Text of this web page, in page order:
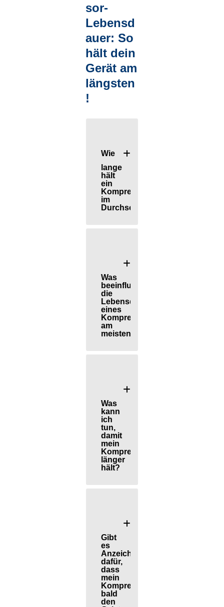
sor-
Lebensd
auer: So
hält dein
Gerät am
längsten
!
Wie
lange
hält
ein
Kompressor
im
Durchschnitt?
Was
beeinflusst
die
Lebensdauer
eines
Kompressors
am
meisten?
Was
kann
ich
tun,
damit
mein
Kompressor
länger
hält?
Gibt
es
Anzeichen
dafür,
dass
mein
Kompressor
bald
den